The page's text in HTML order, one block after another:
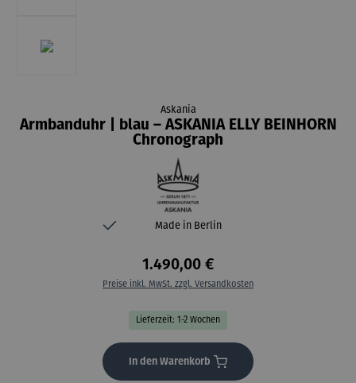
Askania
Armbanduhr | blau – ASKANIA ELLY BEINHORN
Chronograph
Made in Berlin
1.490,00 €
Preise inkl. MwSt. zzgl. Versandkosten
Lieferzeit: 1-2 Wochen
In den Warenkorb